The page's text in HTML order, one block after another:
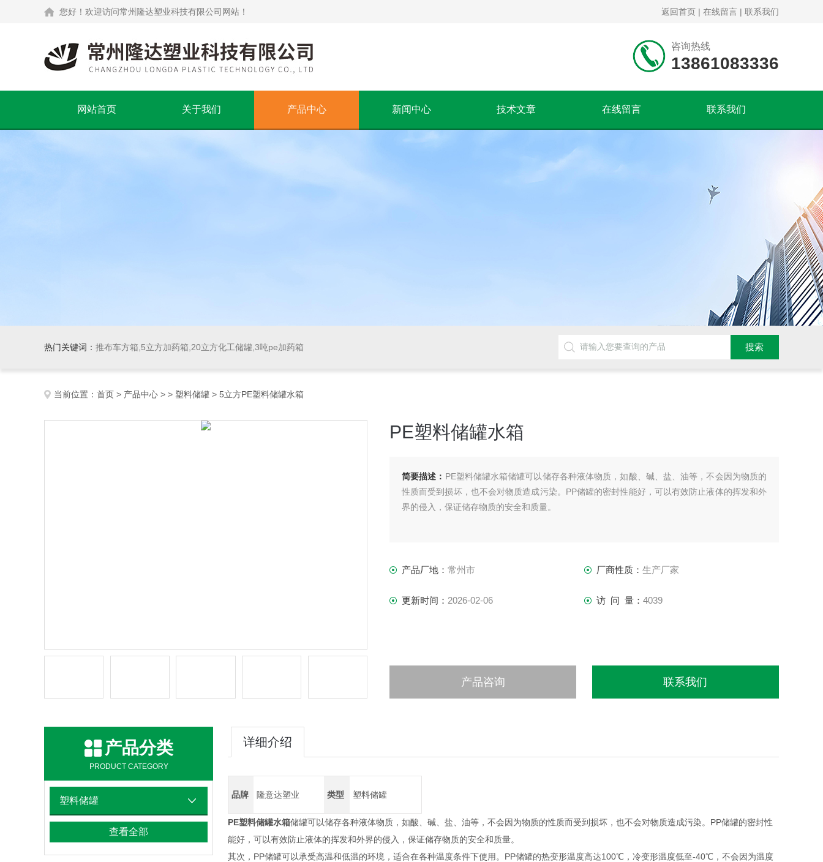
您好！欢迎访问常州隆达塑业科技有限公司网站！ 返回首页 | 在线留言 | 联系我们
咨询热线
13861083336
网站首页 关于我们 产品中心 新闻中心 技术文章 在线留言 联系我们
热门关键词： 推布车方箱,5立方加药箱,20立方化工储罐,3吨pe加药箱
当前位置： 首页 > 产品中心 > > 塑料储罐 > 5立方PE塑料储罐水箱
PE塑料储罐水箱
简要描述： PE塑料储罐水箱储罐可以储存各种液体物质，如酸、碱、盐、油等，不会因为物质的
性质而受到损坏，也不会对物质造成污染。PP储罐的密封性能好，可以有效防止液体的挥发和外
界的侵入，保证储存物质的安全和质量。
产品厂地： 常州市 厂商性质： 生产厂家
更新时间： 2026-02-06 访 问 量： 4039
产品咨询 联系我们
产品分类
PRODUCT CATEGORY
塑料储罐
查看全部
详细介绍
品牌 隆意达塑业 类型 塑料储罐
PE塑料储罐水箱储罐可以储存各种液体物质，如酸、碱、盐、油等，不会因为物质的性质而受到损坏，也不会对物质造成污染。PP储罐的密封性
能好，可以有效防止液体的挥发和外界的侵入，保证储存物质的安全和质量。
其次，PP储罐可以承受高温和低温的环境，适合在各种温度条件下使用。PP储罐的热变形温度高达100℃，冷变形温度低至-40℃，不会因为温度